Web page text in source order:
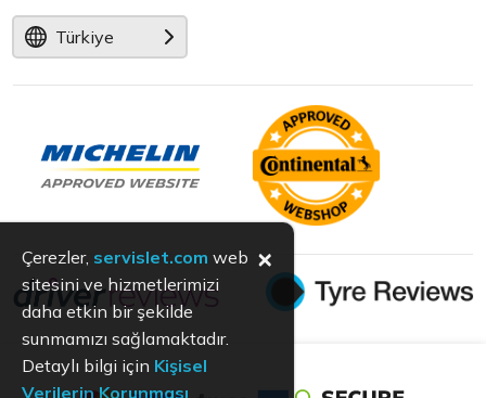
Türkiye
Çerezler, servislet.com web
sitesini ve hizmetlerimizi
daha etkin bir şekilde
sunmamızı sağlamaktadır.
Detaylı bilgi için Kişisel
Verilerin Korunması
×